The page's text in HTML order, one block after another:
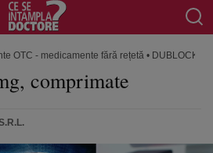
OTC - medicamente fără rețetă • DUBLOCK 5
comprimate